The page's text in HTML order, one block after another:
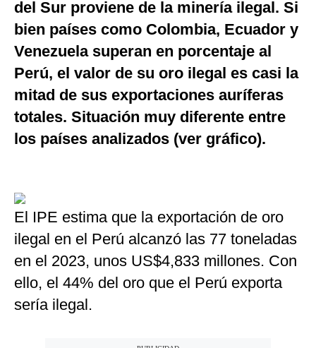
del Sur proviene de la minería ilegal. Si
bien países como Colombia, Ecuador y
Venezuela superan en porcentaje al
Perú, el valor de su oro ilegal es casi la
mitad de sus exportaciones auríferas
totales. Situación muy diferente entre
los países analizados (ver gráfico).
El IPE estima que la exportación de oro
ilegal en el Perú alcanzó las 77 toneladas
en el 2023, unos US$4,833 millones. Con
ello, el 44% del oro que el Perú exporta
sería ilegal.